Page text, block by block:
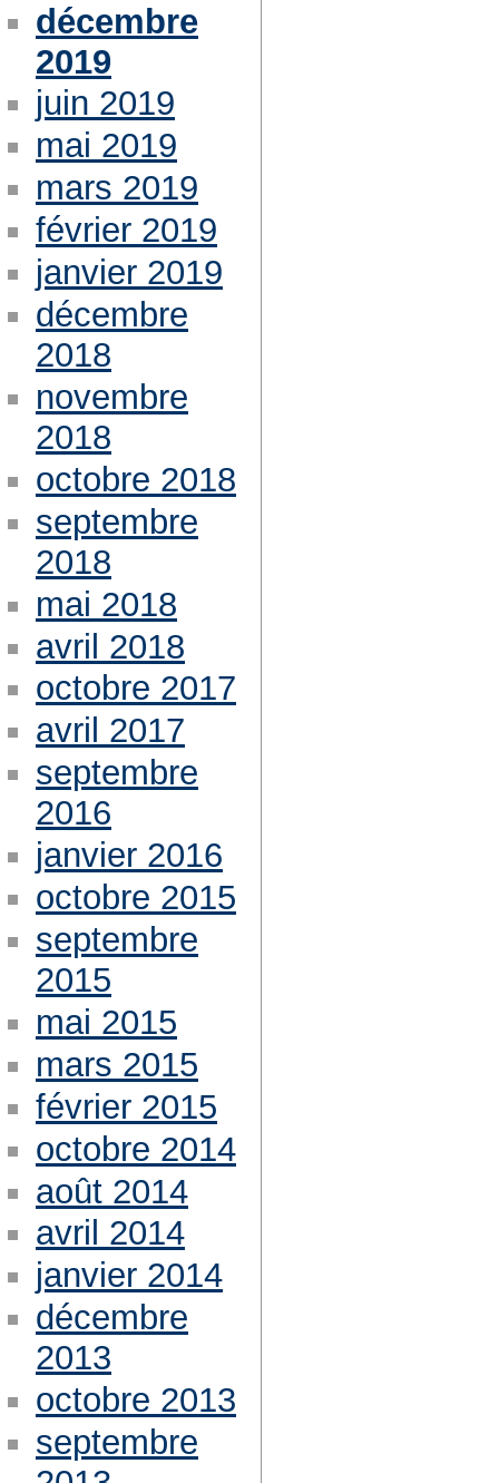
décembre
2019
juin 2019
mai 2019
mars 2019
février 2019
janvier 2019
décembre
2018
novembre
2018
octobre 2018
septembre
2018
mai 2018
avril 2018
octobre 2017
avril 2017
septembre
2016
janvier 2016
octobre 2015
septembre
2015
mai 2015
mars 2015
février 2015
octobre 2014
août 2014
avril 2014
janvier 2014
décembre
2013
octobre 2013
septembre